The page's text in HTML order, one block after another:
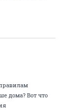
дома? Вот что